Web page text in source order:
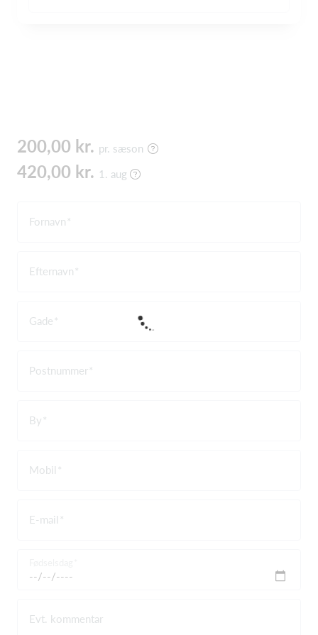
200,00 kr. pr. sæson
420,00 kr. 1. aug
Fornavn
Efternavn
Gade
Postnummer
By
Mobil
E-mail
Evt. kommentar